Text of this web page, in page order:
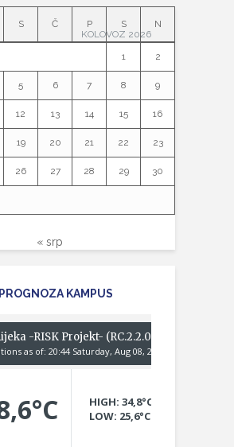
KOLOVOZ 2026
S Č P S N
1 2
5 6 7 8 9
12 13 14 15 16
19 20 21 22 23
26 27 28 29 30
« srp
PROGNOZA KAMPUS